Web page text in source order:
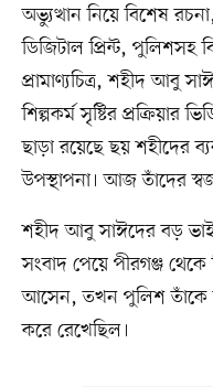
অভ্যুত্থান নিয়ে বিশেষ
ডিজিটাল প্রিন্ট, পুলিশসহ
প্রামাণ্যচিত্র, শহীদ আবু
শিল্পকর্ম সৃষ্টির
ছাড়া রয়েছে ছয় শহীদের
উপস্থাপনা। আজ তাঁদের
শহীদ আবু সাঈদের বড়
সংবাদ পেয়ে পীরগঞ্জ থেকে
আসেন, তখন পুলিশ তাঁকে
করে রেখেছিল।